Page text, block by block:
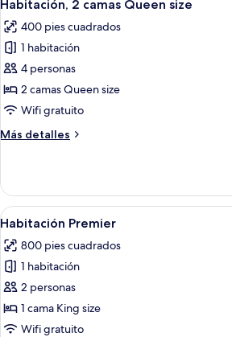
todas
las
fotos
de
Habitación,
2
Queen
Habitación, 2 camas Queen size
400 pies cuadrados
1 habitación
4 personas
2 camas Queen size
Wifi gratuito
Más detalles
Más
2
camas
Queen
Abrir
todas
las
fotos
de
Habitación
Premier
4
Habitación Premier
800 pies cuadrados
1 habitación
2 personas
1 cama King size
Wifi gratuito